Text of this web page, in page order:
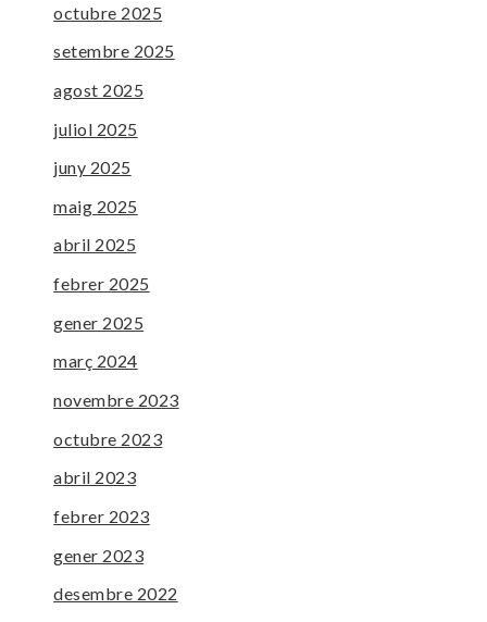
octubre 2025
setembre 2025
agost 2025
juliol 2025
juny 2025
maig 2025
abril 2025
febrer 2025
gener 2025
març 2024
novembre 2023
octubre 2023
abril 2023
febrer 2023
gener 2023
desembre 2022